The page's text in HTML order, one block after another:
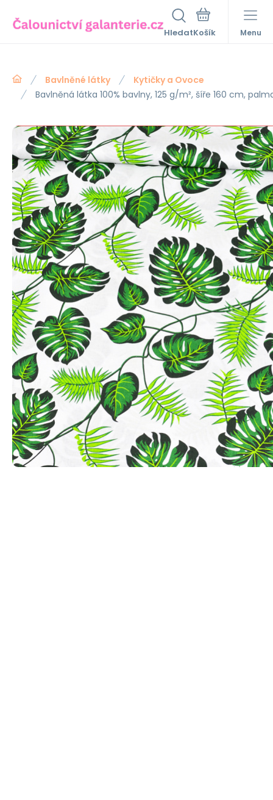
Hledat Menu
Bavlněné látky
Kytičky a Ovoce
Bavlněná látka 100% bavlny, 125 g/m², šíře 160 cm,